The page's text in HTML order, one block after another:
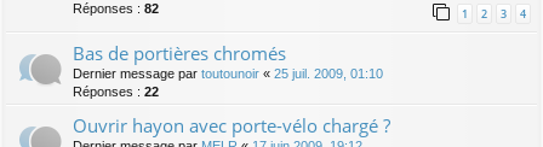
Réponses : 82 1 2 3 4
Bas de portières chromés
Dernier message par toutounoir « 25 juil. 2009, 01:10
Réponses : 22
Ouvrir hayon avec porte-vélo chargé ?